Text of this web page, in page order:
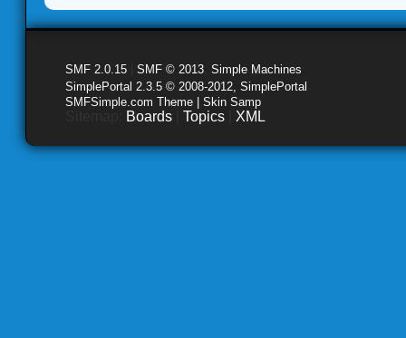
SMF 2.0.15 SMF © 2013 Simple Machines
SimplePortal 2.3.5 © 2008-2012, SimplePortal
SMFSimple.com Theme | Skin Samp
Boards Topics XML